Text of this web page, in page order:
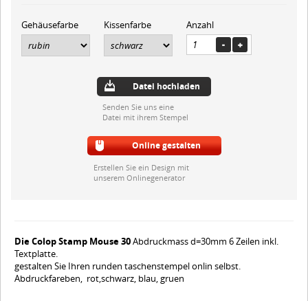
Gehäusefarbe Kissenfarbe Anzahl
Datei hochladen
Senden Sie uns eine
Datei mit ihrem Stempel
Online gestalten
Erstellen Sie ein Design mit
unserem Onlinegenerator
Die Colop Stamp Mouse 30Abdruckmass d=30mm 6 Zeilen inkl.
Textplatte.
gestalten Sie Ihren runden taschenstempel onlin selbst.
Abdruckfareben, rot,schwarz, blau, gruen